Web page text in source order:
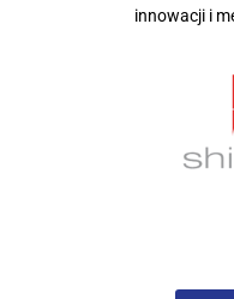
innowacji i